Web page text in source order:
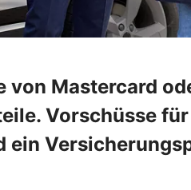
von Mastercard
Vorschüsse
ein